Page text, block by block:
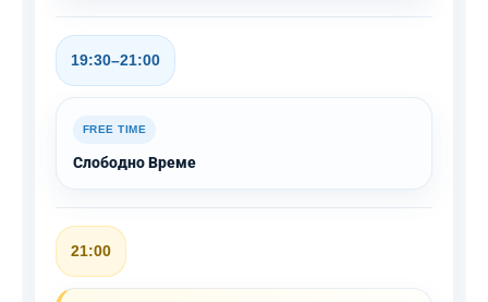
19:30–21:00
FREE TIME
Слободно Време
21:00